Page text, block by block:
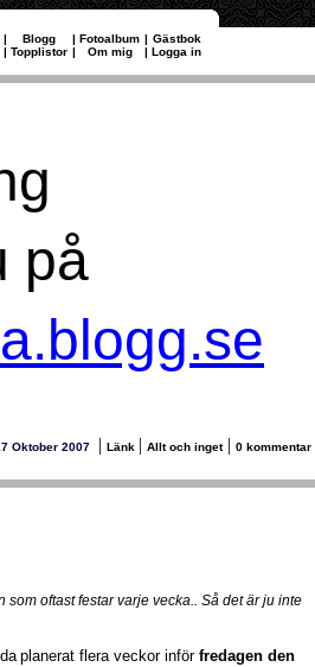
| Blogg | Fotoalbum | Gästbok
| Topplistor | Om mig | Logga in
på
Oktober 2007 | Länk | Allt och inget| 0 kommentar
som oftast festar varje vecka.. Så det är ju inte
planerat flera veckor inför fredagen den